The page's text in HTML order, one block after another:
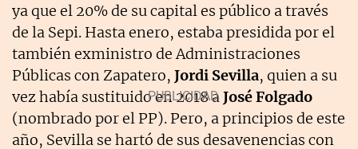
ya que el 20% de su capital es público a través
de la Sepi. Hasta enero, estaba presidida por el
también exministro de Administraciones
Públicas con Zapatero, Jordi Sevilla, quien a su
vez había sustituido en 2018 a José Folgado
(nombrado por el PP). Pero, a principios de este
año, Sevilla se hartó de sus desavenencias con